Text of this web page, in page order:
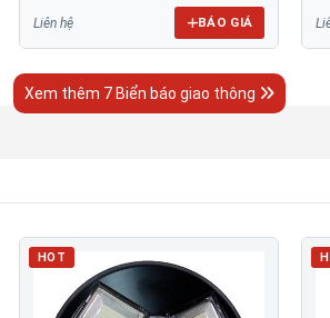
Liên hệ BÁO GIÁ
Xem thêm 7 Biển báo giao thông
HOT